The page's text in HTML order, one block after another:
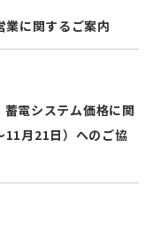
業に関するご案内
蓄電システム価格に関
11月21日）へのご協